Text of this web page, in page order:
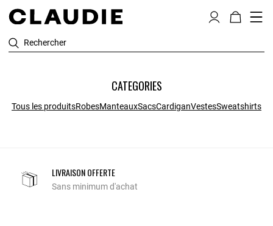
Rechercher
CATEGORIES
Tous les produitsRobesManteauxSacsCardiganVestesSweatshirts
LIVRAISON OFFERTE
Sans minimum d'achat